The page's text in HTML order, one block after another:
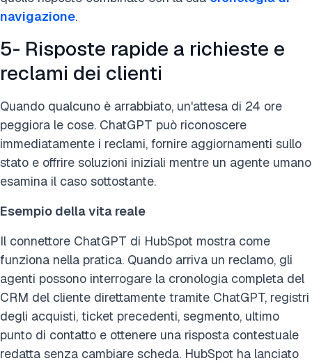
navigazione.
5- Risposte rapide a richieste e
reclami dei clienti
Quando qualcuno è arrabbiato, un'attesa di 24 ore
peggiora le cose. ChatGPT può riconoscere
immediatamente i reclami, fornire aggiornamenti sullo
stato e offrire soluzioni iniziali mentre un agente umano
esamina il caso sottostante.
Esempio della vita reale
Il connettore ChatGPT di HubSpot mostra come
funziona nella pratica. Quando arriva un reclamo, gli
agenti possono interrogare la cronologia completa del
CRM del cliente direttamente tramite ChatGPT, registri
degli acquisti, ticket precedenti, segmento, ultimo
punto di contatto e ottenere una risposta contestuale
redatta senza cambiare scheda. HubSpot ha lanciato